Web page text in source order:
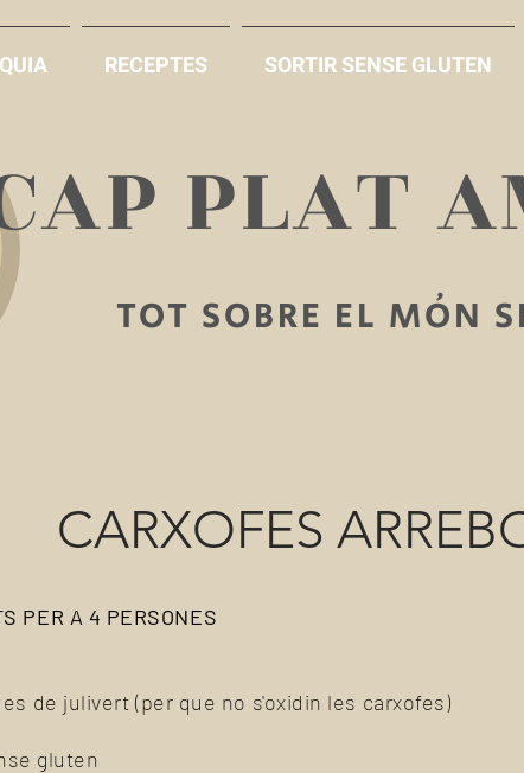
RECEPTES SORTIR SENSE GLUTEN
PLAT
TOT SOBRE EL MÓN
CARXOFES
PER A 4 PERSONES
de julivert (per que no s'oxidin les carxofes)
gluten